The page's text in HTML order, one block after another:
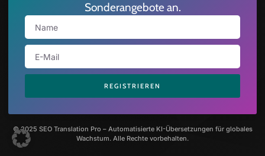
Sonderangebote an.
REGISTRIEREN
© 2025 SEO Translation Pro – Automatisierte KI-Übersetzungen für globales
Wachstum. Alle Rechte vorbehalten.